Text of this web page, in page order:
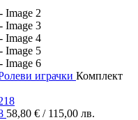
играчки Комплект
58,80 € / 115,00 лв.